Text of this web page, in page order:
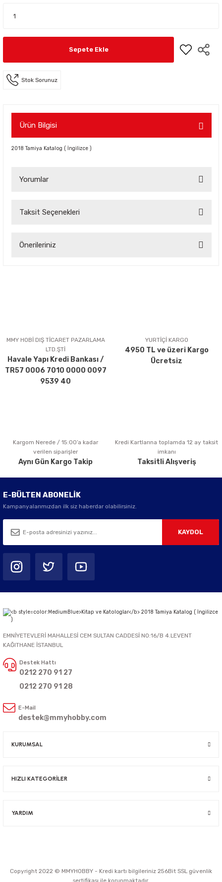
Sepete Ekle
Stok Sorunuz
Ürün Bilgisi
2018 Tamiya Katalog ( İngilizce )
Yorumlar
Taksit Seçenekleri
Önerileriniz
Ürün açıklamasında eksik bilgiler bulunuyor.
Ürün bilgilerinde hatalar bulunuyor.
Ürün fiyatı diğer sitelerden daha pahalı.
Bu ürüne benzer farklı alternatifler olmalı.
Gönder
MMY HOBİ DIŞ TİCARET PAZARLAMA
LTD.ŞTİ
Havale Yapı Kredi Bankası /
TR57 0006 7010 0000 0097
9539 40
YURTİÇİ KARGO
4950 TL ve üzeri Kargo
Ücretsiz
Kargom Nerede / 15:00’a kadar
verilen siparişler
Aynı Gün Kargo Takip
Kredi Kartlarına toplamda 12 ay taksit
imkanı
Taksitli Alışveriş
E-BÜLTEN ABONELİK
Kampanyalarımızdan ilk siz haberdar olabilirsiniz.
KAYDOL
EMNİYETEVLERİ MAHALLESİ CEM SULTAN CADDESİ NO:16/B 4.LEVENT
KAĞITHANE İSTANBUL
Destek Hattı
0212 270 91 27
0212 270 91 28
E-Mail
destek@mmyhobby.com
KURUMSAL
HIZLI KATEGORİLER
YARDIM
Copyright 2022 © MMYHOBBY - Kredi kartı bilgileriniz 256Bit SSL güvenlik
sertifikası ile korunmaktadır.